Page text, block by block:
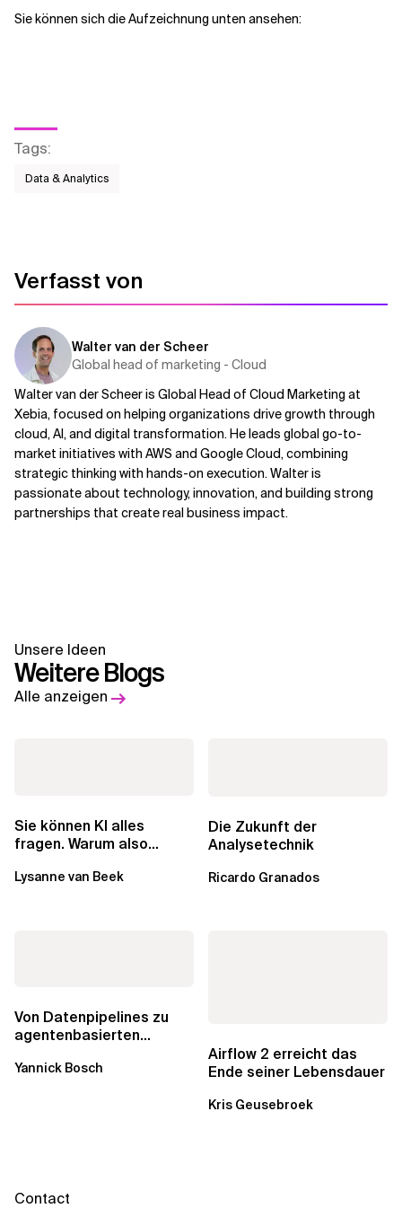
Sie können sich die Aufzeichnung unten ansehen:
Tags:
Data & Analytics
Verfasst von
Walter van der Scheer
Global head of marketing - Cloud
Walter van der Scheer is Global Head of Cloud Marketing at
Xebia, focused on helping organizations drive growth through
cloud, AI, and digital transformation. He leads global go-to-
market initiatives with AWS and Google Cloud, combining
strategic thinking with hands-on execution. Walter is
passionate about technology, innovation, and building strong
partnerships that create real business impact.
Unsere Ideen
Weitere Blogs
Alle anzeigen
Sie können KI alles
fragen. Warum also
noch?
Lysanne van Beek
Die Zukunft der
Analysetechnik
Ricardo Granados
Von Datenpipelines zu
agentenbasierten
Analytics...
Yannick Bosch
Airflow 2 erreicht das
Ende seiner Lebensdauer
Kris Geusebroek
Contact